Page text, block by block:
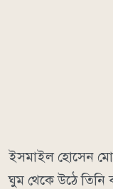
ইসমাইল হোসেন
ঘুম থেকে উঠে তিনি